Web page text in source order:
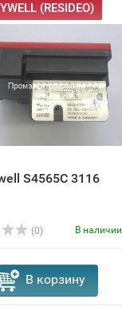
(RESIDEO)
S4565C 3116
(0) В наличии
В корзину